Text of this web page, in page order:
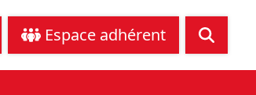
Nous contacter
Espace adhérent